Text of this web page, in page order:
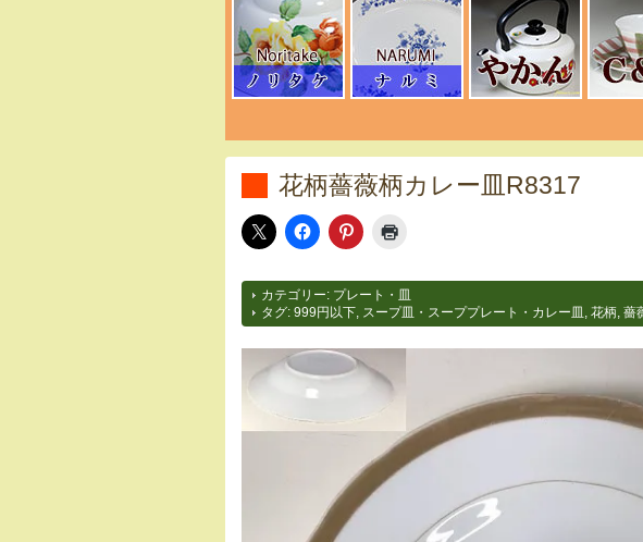
花柄薔薇柄カレー皿R8317
カテゴリー: プレート・皿
タグ: 999円以下 スープ皿・スーププレート・カレー皿 花柄 薔